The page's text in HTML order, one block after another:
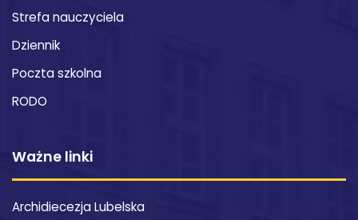
Strefa nauczyciela
Dziennik
Poczta szkolna
RODO
Ważne linki
Archidiecezja Lubelska